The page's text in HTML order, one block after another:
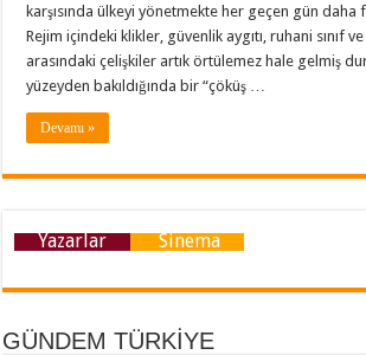
karşısında ülkeyi yönetmekte her geçen gün daha
Rejim içindeki klikler, güvenlik aygıtı, ruhani sınıf
arasındaki çelişkiler artık örtülemez hale gelmiş
yüzeyden bakıldığında bir “çöküş …
Devamı »
Yazarlar Sinema
GÜNDEM TÜRKİYE